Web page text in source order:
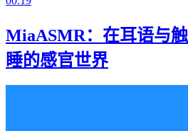
MiaASMR：在耳语与
睡的感官世界